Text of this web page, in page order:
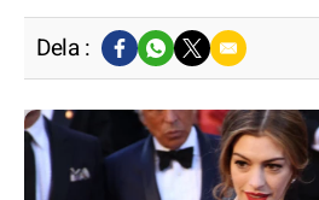
Dela :